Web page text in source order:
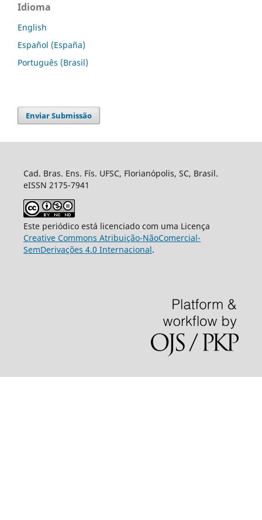
Idioma
English
Español (España)
Português (Brasil)
Enviar Submissão
Cad. Bras. Ens. Fís. UFSC, Florianópolis, SC, Brasil.
eISSN 2175-7941
Este periódico está licenciado com uma Licença
Creative Commons Atribuição-NãoComercial-
SemDerivações 4.0 Internacional.